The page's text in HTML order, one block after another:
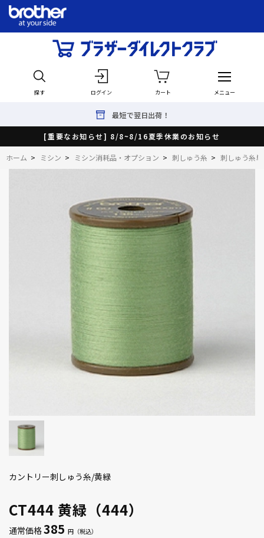
探す ログイン カート メニュー
最短で翌日出荷！
[重要なお知らせ] 8/8~8/16夏季休業のお知らせ
ホーム > ミシン > ミシン消耗品・オプション > 刺しゅう糸 > 刺しゅう糸
CT444 黄緑（444）
カントリー刺しゅう糸/黄緑
通常価格385